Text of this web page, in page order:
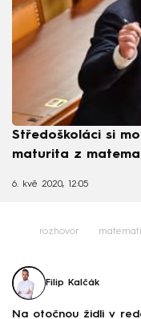
Středoškoláci si
maturita z
6. kvě 2020, 12:05
rozhovor
Filip Kalčák
Na otočnou židli v